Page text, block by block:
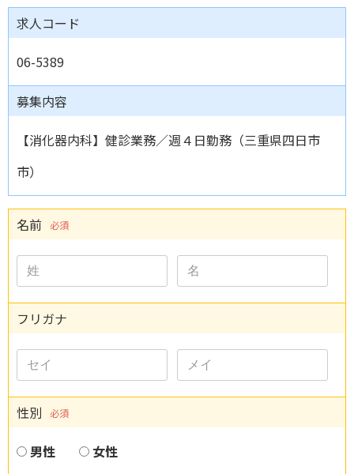
求人コード
06-5389
募集内容
【消化器内科】健診業務／週４日勤務（三重県四日市
市）
名前 必須
フリガナ
性別 必須
男性 女性